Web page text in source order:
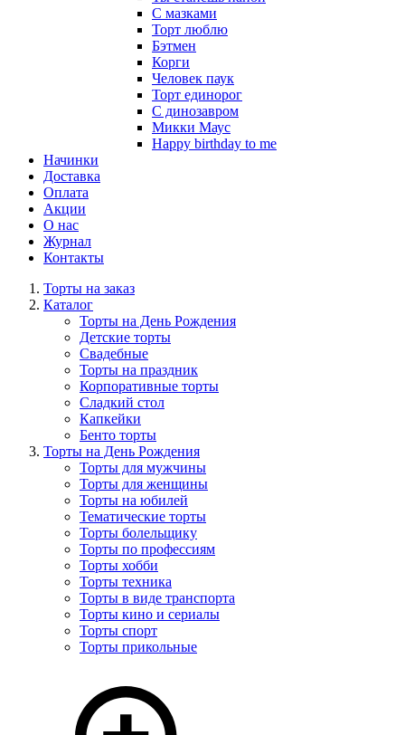
С мазками
Торт люблю
Бэтмен
Корги
Человек паук
Торт единорог
С динозавром
Микки Маус
Happy birthday to me
Начинки
Доставка
Оплата
Акции
О нас
Журнал
Контакты
Торты на заказ
Каталог
Торты на День Рождения
Детские торты
Свадебные
Торты на праздник
Корпоративные торты
Сладкий стол
Капкейки
Бенто торты
Торты на День Рождения
Торты для мужчины
Торты для женщины
Торты на юбилей
Тематические торты
Торты болельщику
Торты по профессиям
Торты хобби
Торты техника
Торты в виде транспорта
Торты кино и сериалы
Торты спорт
Торты прикольные